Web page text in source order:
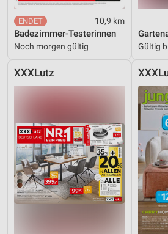
10,9 km
Badezimmer-Testerinnen
Noch morgen gültig Gültig
XXXLutz
Messung der Werbeleistung
Messung der Performance von
Kombinationen von Daten aus
Quellen
Entwicklung und Verbesserung der
Verwendung reduzierter Daten zur
Inhalten
IAB-Besonderheiten:
Verwendung genauer Standortdaten
Geräte anhand von aktiv